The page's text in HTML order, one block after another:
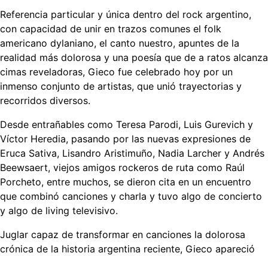
Referencia particular y única dentro del rock argentino,
con capacidad de unir en trazos comunes el folk
americano dylaniano, el canto nuestro, apuntes de la
realidad más dolorosa y una poesía que de a ratos alcanza
cimas reveladoras, Gieco fue celebrado hoy por un
inmenso conjunto de artistas, que unió trayectorias y
recorridos diversos.
Desde entrañables como Teresa Parodi, Luis Gurevich y
Víctor Heredia, pasando por las nuevas expresiones de
Eruca Sativa, Lisandro Aristimuño, Nadia Larcher y Andrés
Beewsaert, viejos amigos rockeros de ruta como Raúl
Porcheto, entre muchos, se dieron cita en un encuentro
que combinó canciones y charla y tuvo algo de concierto
y algo de living televisivo.
Juglar capaz de transformar en canciones la dolorosa
crónica de la historia argentina reciente, Gieco apareció